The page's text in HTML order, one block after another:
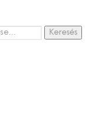
Keresés